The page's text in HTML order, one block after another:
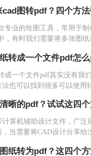
CAD转换-CAD转
就可以添加文件，如
加文件夹，这样可以
么导出pdf呢？本文将介绍
。
图转pdf？四个方法
专业的绘图工具，常用于
，有时我们需要将多张图
图转pdf的方法吧！
成一个文件pdf其实没有我
也可以找到很多可以使用
么好用，所以小编今天就
计算机辅助设计文件，广泛
当需要将CAD设计分享给
地展示CAD设计的所有细
纸转为pdf？这四个方